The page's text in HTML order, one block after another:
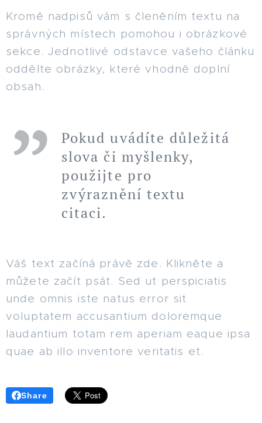
Kromě nadpisů vám s členěním textu na
správných místech pomohou i obrázkové
sekce. Jednotlivé odstavce vašeho článku
oddělte obrázky, které vhodně doplní
obsah.
Pokud uvádíte důležitá
slova či myšlenky,
použijte pro
zvýraznění textu
citaci.
Váš text začíná právě zde. Klikněte a
můžete začít psát. Sed ut perspiciatis
unde omnis iste natus error sit
voluptatem accusantium doloremque
laudantium totam rem aperiam eaque ipsa
quae ab illo inventore veritatis et.
Share